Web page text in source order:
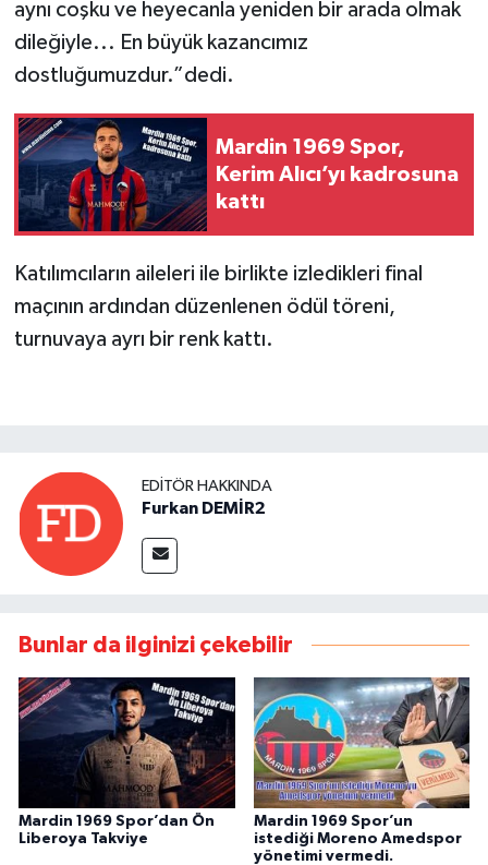
aynı coşku ve heyecanla yeniden bir arada olmak
dileğiyle... En büyük kazancımız
dostluğumuzdur.”dedi.
Mardin 1969 Spor,
Kerim Alıcı’yı kadrosuna
kattı
Katılımcıların aileleri ile birlikte izledikleri final
maçının ardından düzenlenen ödül töreni,
turnuvaya ayrı bir renk kattı.
EDITÖR HAKKINDA
Furkan DEMİR2
Bunlar da ilginizi çekebilir
Mardin 1969 Spor’dan Ön
Liberoya Takviye
Mardin 1969 Spor’un
istediği Moreno Amedspor
yönetimi vermedi.